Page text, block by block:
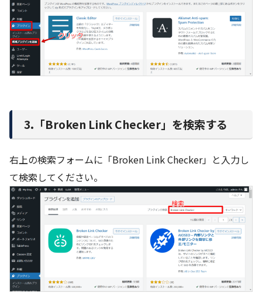
3.「Broken Link Checker」を検索する
右上の検索フォームに「Broken Link Checker」と入力し
て検索してください。